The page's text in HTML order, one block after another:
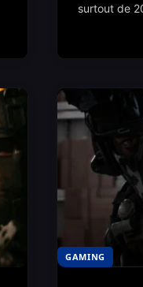
surtout de
GAMING